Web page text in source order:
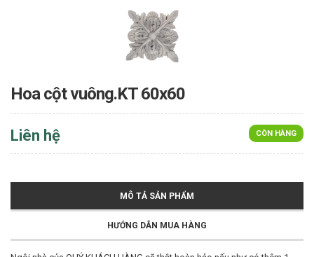
Hoa cột vuông.KT 60x60
CÒN HÀNG
Liên hệ
MÔ TẢ SẢN PHẨM
HƯỚNG DẪN MUA HÀNG